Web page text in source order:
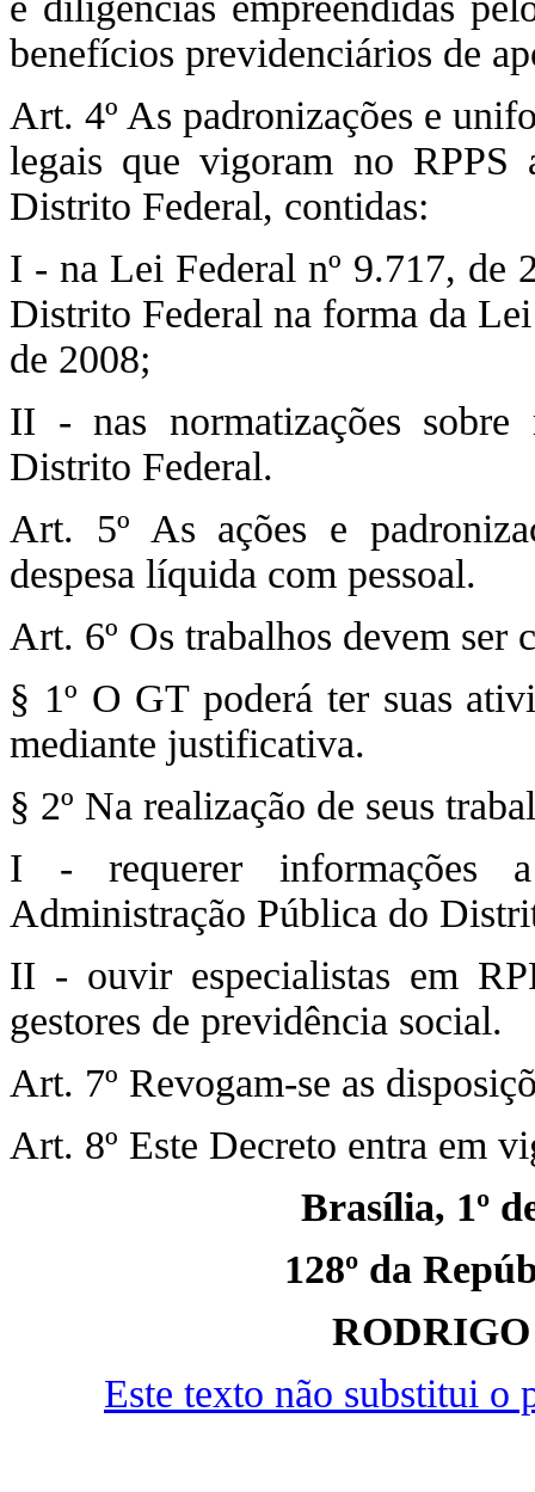
benefícios previdenciários de
Art. 4º As padronizações e
legais que vigoram no RPPS
Distrito Federal, contidas:
I - na Lei Federal nº 9.717, de
Distrito Federal na forma da
de 2008;
II - nas normatizações sobre
Distrito Federal.
Art. 5º As ações e
despesa líquida com pessoal.
Art. 6º Os trabalhos devem ser
§ 1º O GT poderá ter suas
mediante justificativa.
§ 2º Na realização de seus
I - requerer informações
Administração Pública do
II - ouvir especialistas em
gestores de previdência social.
Art. 7º Revogam-se as
Art. 8º Este Decreto entra em
Brasília, 1º
128º da
Este texto não substitui o